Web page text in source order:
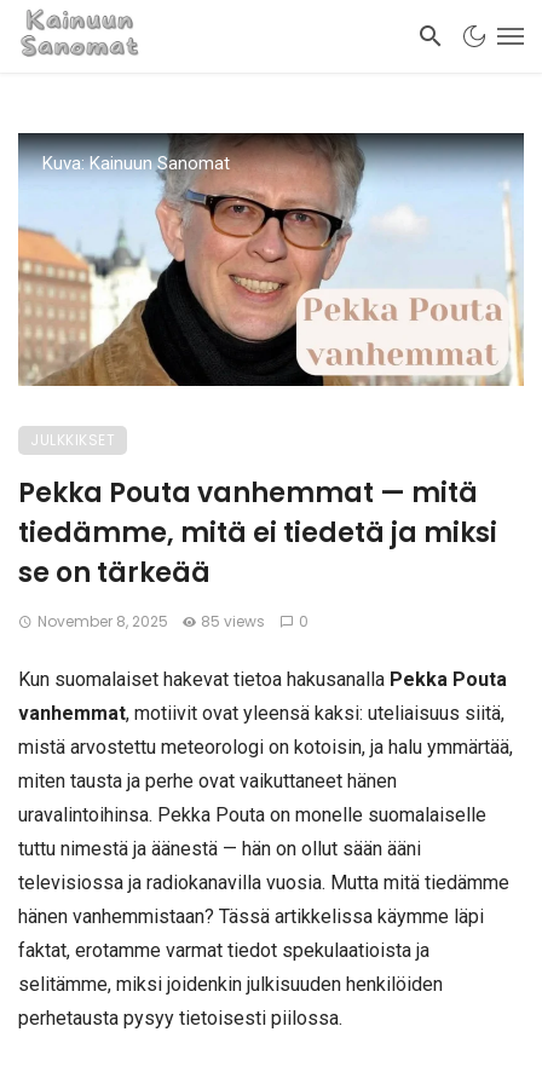
Kuva: Kainuun Sanomat
JULKKIKSET
Pekka Pouta vanhemmat — mitä
tiedämme, mitä ei tiedetä ja miksi
se on tärkeää
November 8, 2025 85 views 0
Kun suomalaiset hakevat tietoa hakusanalla Pekka Pouta
vanhemmat, motiivit ovat yleensä kaksi: uteliaisuus siitä,
mistä arvostettu meteorologi on kotoisin, ja halu ymmärtää,
miten tausta ja perhe ovat vaikuttaneet hänen
uravalintoihinsa. Pekka Pouta on monelle suomalaiselle
tuttu nimestä ja äänestä — hän on ollut sään ääni
televisiossa ja radiokanavilla vuosia. Mutta mitä tiedämme
hänen vanhemmistaan? Tässä artikkelissa käymme läpi
faktat, erotamme varmat tiedot spekulaatioista ja
selitämme, miksi joidenkin julkisuuden henkilöiden
perhetausta pysyy tietoisesti piilossa.